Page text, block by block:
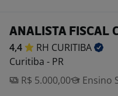
ANALISTA FISCAL
4,4 RH CURITIBA
Curitiba - PR
R$ 5.000,00
Ensino